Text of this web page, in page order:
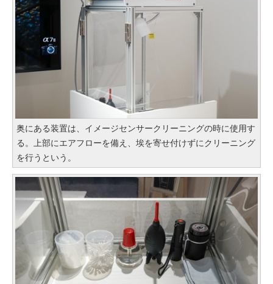
奥にある装置は、イメージセンサークリーニングの時に使用す
る。上部にエアフローを備え、埃を寄せ付けずにクリーニング
を行うという。